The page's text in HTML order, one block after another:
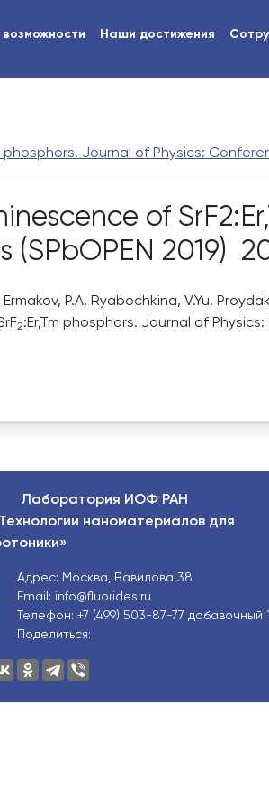
Наши достижения
Journal of Physics:
of
2019)
P.A. Ryabochkina, V.Yu.
2:Er,Tm phosphors. Journal of Physics:
Лаборатория ИОФ РАН
наноматериалов для
Адрес: Москва, Вавилова 38
Email: info@fluorides.ru
Телефон: +7 (499) 503-87-77 добавочный
Поделиться: